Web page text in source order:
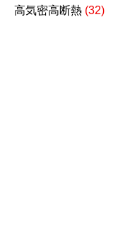
高気密高断熱 (32)